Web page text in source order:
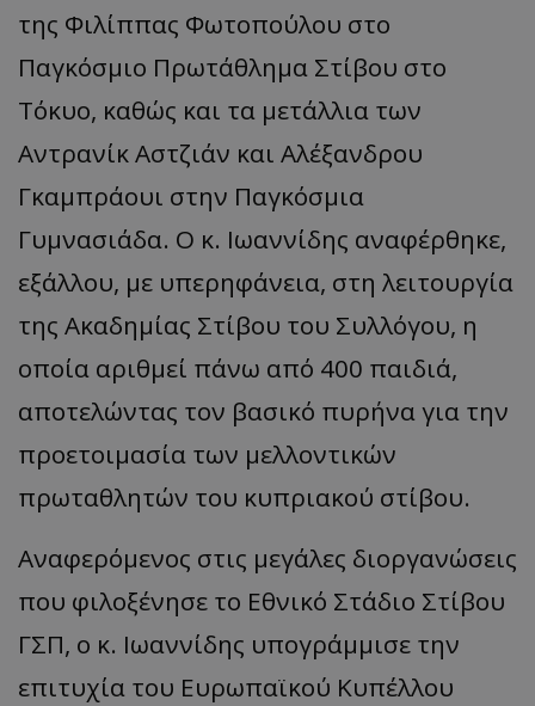
της Φιλίππας Φωτοπούλου στο
Παγκόσμιο Πρωτάθλημα Στίβου στο
Τόκυο, καθώς και τα μετάλλια των
Αντρανίκ Αστζιάν και Αλέξανδρου
Γκαμπράουι στην Παγκόσμια
Γυμνασιάδα. Ο κ. Ιωαννίδης αναφέρθηκε,
εξάλλου, με υπερηφάνεια, στη λειτουργία
της Ακαδημίας Στίβου του Συλλόγου, η
οποία αριθμεί πάνω από 400 παιδιά,
αποτελώντας τον βασικό πυρήνα για την
προετοιμασία των μελλοντικών
πρωταθλητών του κυπριακού στίβου.
Αναφερόμενος στις μεγάλες διοργανώσεις
που φιλοξένησε το Εθνικό Στάδιο Στίβου
ΓΣΠ, ο κ. Ιωαννίδης υπογράμμισε την
επιτυχία του Ευρωπαϊκού Κυπέλλου